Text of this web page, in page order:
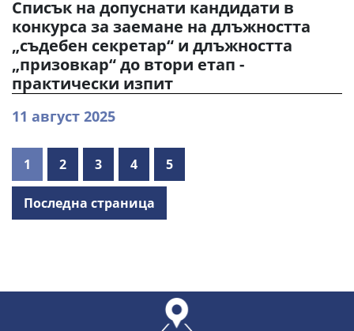
Списък на допуснати кандидати в
конкурса за заемане на длъжността
„съдебен секретар“ и длъжността
„призовкар“ до втори етап -
практически изпит
11 август 2025
1 2 3 4 5
Последна страница